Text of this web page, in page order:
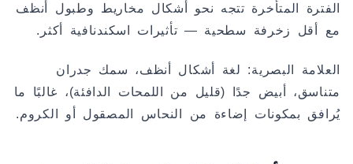
الفترة المتأخرة تتجه نحو أشكال مخاريط وطبول أنظف
مع أقل زخرفة سطحية — تأثيرات اسكندنافية أكثر.
العلامة البصرية: لغة أشكال أنظف، سمك جدران
متناسق، أبيض جدًا (قليل من اللمحات الدافئة)، غالبًا ما
يُرافق بمكونات إضاءة من النحاس المصقول أو الكروم.